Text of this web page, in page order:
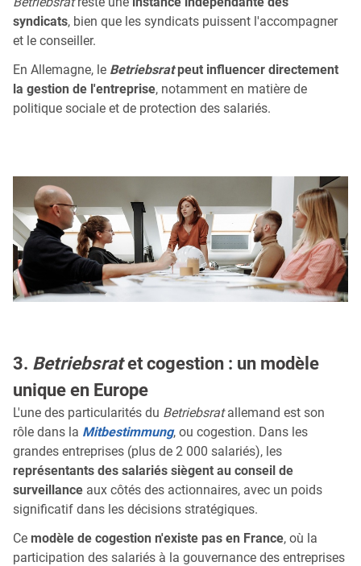
syndicats, bien que les syndicats puissent l'accompagner
et le conseiller.
En Allemagne, le Betriebsrat peut influencer directement
la gestion de l'entreprise, notamment en matière de
politique sociale et de protection des salariés.
3. Betriebsratet cogestion : un modèle
unique en Europe
L'une des particularités du Betriebsratallemand est son
rôle dans la Mitbestimmung, ou cogestion. Dans les
grandes entreprises (plus de 2 000 salariés), les
représentants des salariés siègent au conseil de
surveillance aux côtés des actionnaires, avec un poids
significatif dans les décisions stratégiques.
Ce modèle de cogestion n'existe pas en France, où la
participation des salariés à la gouvernance des entreprises